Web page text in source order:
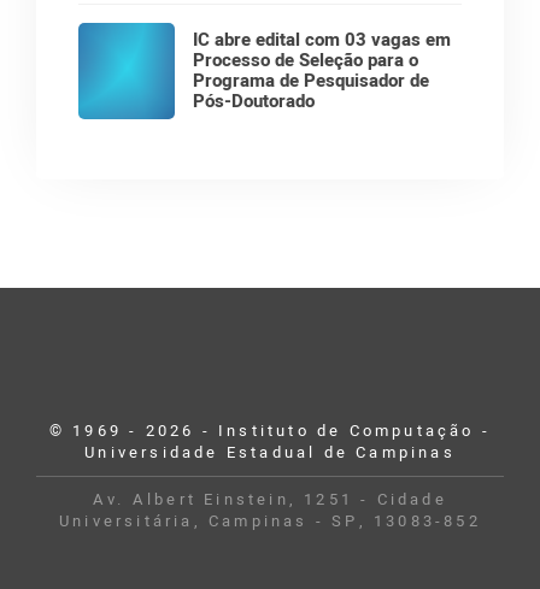
IC abre edital com 03 vagas em
Processo de Seleção para o
Programa de Pesquisador de
Pós-Doutorado
© 1969 - 2026 - Instituto de Computação -
Universidade Estadual de Campinas
Av. Albert Einstein, 1251 - Cidade
Universitária, Campinas - SP, 13083-852